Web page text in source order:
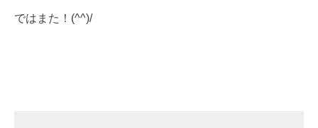
ではまた！(^^)/